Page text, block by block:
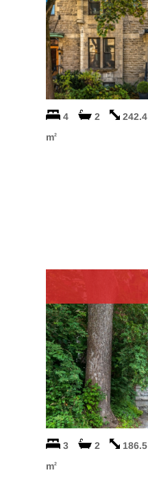
4 2
242.4
m2
3 2
186.5
m2